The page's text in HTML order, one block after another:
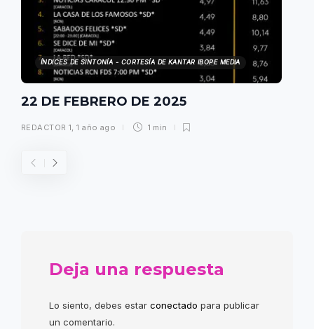
ÍNDICES DE SINTONÍA - CORTESÍA DE KANTAR IBOPE MEDIA
22 DE FEBRERO DE 2025
REDACTOR 1,1 año ago 1 min
Deja una respuesta
Lo siento, debes estar conectado para publicar
un comentario.